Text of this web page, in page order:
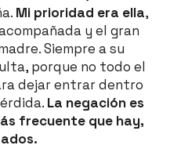
Mi prioridad era ella,
y el gran
Siempre a su
porque no todo el
dejar entrar dentro
La negación es
frecuente que hay,